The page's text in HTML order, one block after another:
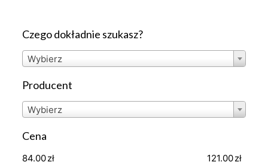
Czego dokładnie szukasz?
Wybierz
Producent
Wybierz
Cena
84.00zł 121.00zł